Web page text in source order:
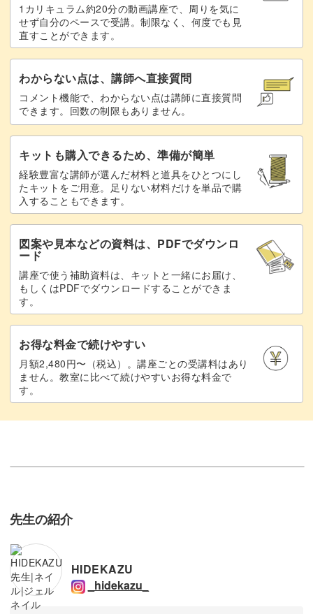
今回はベースにマグネットジェルを使ってみました。
滑らかな光の輝きを出すマグネットの当て方も学べます
よ。
人気のハートモチーフは、カラーの好みも人それぞれ。
ベースを変えてみたり、グリッターの色を変えるだけでバ
リエーションが出るのもこのデザインの魅力です♪
立体感がある分、仕上げのコーティングにも気を配るのが
大切。
最後まで丁寧にレクチャーしていきますね。
1カリキュラム約20分の動画講座で、周りを気に
せず自分のペースで受講。制限なく、何度でも見
直すことができます。
わからない点は、講師へ直接質問
コメント機能で、わからない点は講師に直接質問
できます。回数の制限もありません。
キットも購入できるため、準備が簡単
経験豊富な講師が選んだ材料と道具をひとつにし
たキットをご用意。足りない材料だけを単品で購
入することもできます。
図案や見本などの資料は、PDFでダウンロ
ード
講座で使う補助資料は、キットと一緒にお届け、
もしくはPDFでダウンロードすることができま
す。
お得な料金で続けやすい
月額2,480円〜（税込）。講座ごとの受講料はあり
ません。教室に比べて続けやすいお得な料金で
す。
先生の紹介
HIDEKAZU
_hidekazu_